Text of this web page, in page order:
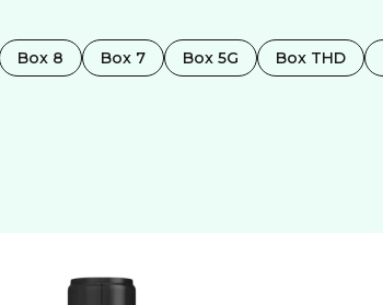
Box 8 Box 7 Box 5G Box THD